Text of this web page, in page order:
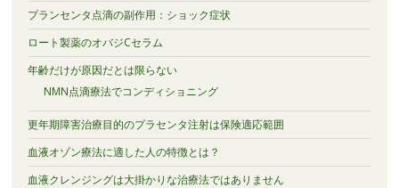
プランセンタ点滴の副作用：ショック症状
ロート製薬のオバジCセラム
年齢だけが原因だとは限らない
NMN点滴療法でコンディショニング
更年期障害治療目的のプラセンタ注射は保険適応範囲
血液オゾン療法に適した人の特徴とは？
血液クレンジングは大掛かりな治療法ではありません